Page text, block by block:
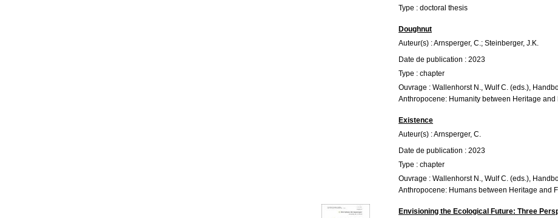
Type : doctoral thesis
Doughnut
Auteur(s) : Arnsperger, C.; Steinberger, J.K.
Date de publication : 2023
Type : chapter
Ouvrage : Wallenhorst N., Wulf C. (eds.),
Anthropocene: Humanity between Heritage and
Existence
Auteur(s) : Arnsperger, C.
Date de publication : 2023
Type : chapter
Ouvrage : Wallenhorst N., Wulf C. (eds.),
Anthropocene: Humans between Heritage and
Envisioning the Ecological Future: Three